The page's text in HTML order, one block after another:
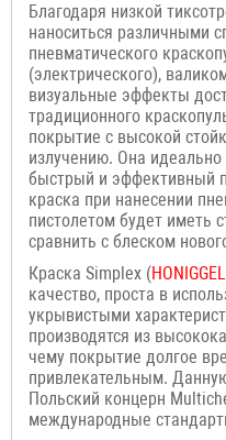
Благодаря низкой
наноситься различными
пневматического
(электрического),
визуальные эффекты
традиционного
покрытие с высокой
излучению. Она
быстрый и эффективный
краска при нанесении
пистолетом будет иметь
сравнить с блеском
Краска Simplex (
качество, проста в
укрывистыми
производятся из
чему покрытие долгое
привлекательным.
Польский концерн
международные